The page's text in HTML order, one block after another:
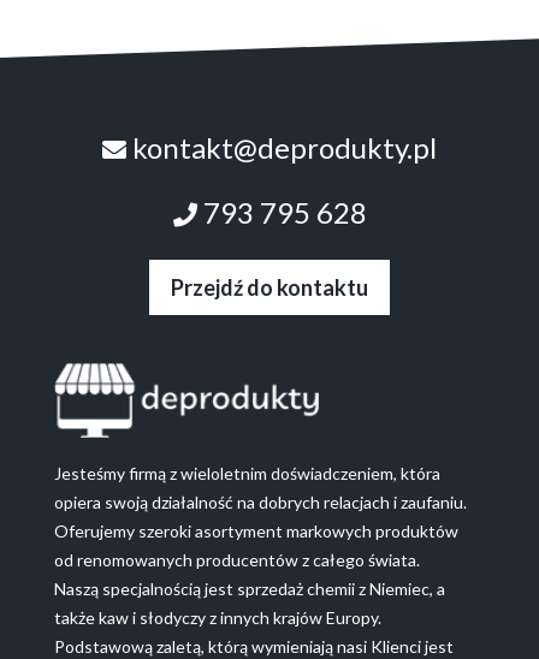
kontakt@deprodukty.pl
793 795 628
Przejdź do kontaktu
Jesteśmy firmą z wieloletnim doświadczeniem, która
opiera swoją działalność na dobrych relacjach i zaufaniu.
Oferujemy szeroki asortyment markowych produktów
od renomowanych producentów z całego świata.
Naszą specjalnością jest sprzedaż chemii z Niemiec, a
także kaw i słodyczy z innych krajów Europy.
Podstawową zaletą, którą wymieniają nasi Klienci jest